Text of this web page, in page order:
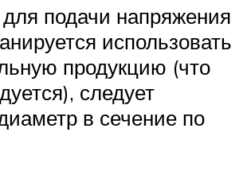
подачи напряжения
использовать
продукцию (что
следует
в сечение по